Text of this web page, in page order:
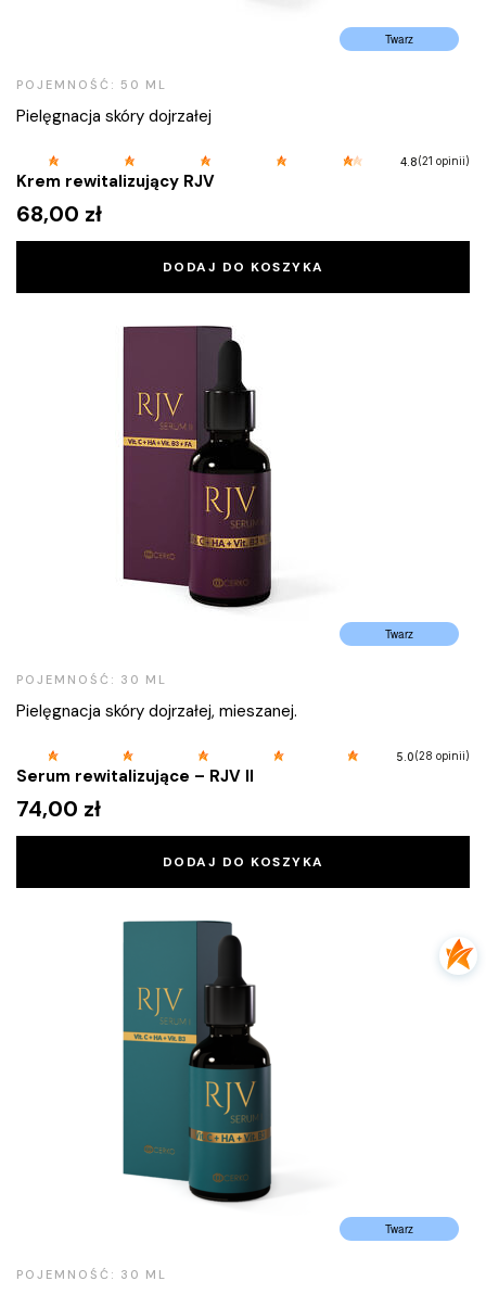
Twarz
Krem rewitalizujący RJV
POJEMNOŚĆ: 50 ML
Pielęgnacja skóry dojrzałej
68,00 zł
4.8(21 opinii)
DODAJ DO KOSZYKA
Twarz
Serum rewitalizujące – RJV II
POJEMNOŚĆ: 30 ML
Pielęgnacja skóry dojrzałej, mieszanej.
74,00 zł
5.0(28 opinii)
DODAJ DO KOSZYKA
Twarz
POJEMNOŚĆ: 30 ML